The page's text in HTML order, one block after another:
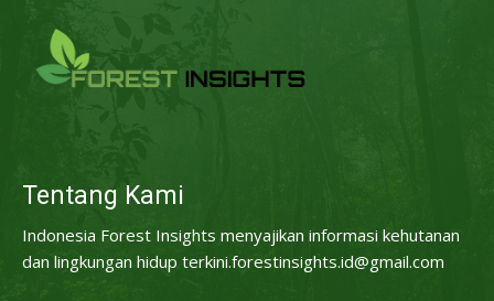
Tentang Kami
Indonesia Forest Insights menyajikan informasi kehutanan
dan lingkungan hidup terkini.forestinsights.id@gmail.com